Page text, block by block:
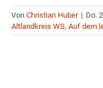
Von Christian Huber | Do.
Altlandkreis WS, Auf dem